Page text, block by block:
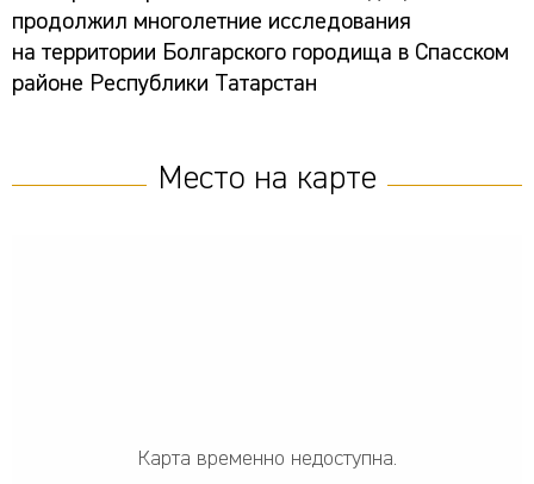
продолжил многолетние исследования
на территории Болгарского городища в Спасском
районе Республики Татарстан
Место на карте
Карта временно недоступна.